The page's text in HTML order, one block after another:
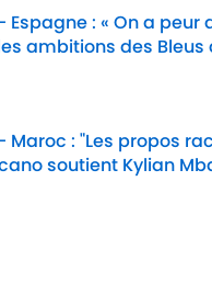
Espagne : « On a
ambitions des
Maroc : "Les propos
soutient Kylian
by on Invalid Date